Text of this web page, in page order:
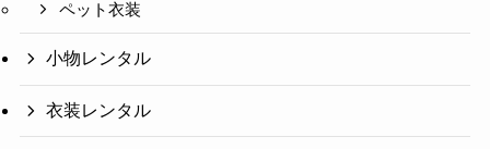
ペット衣装
小物レンタル
衣装レンタル